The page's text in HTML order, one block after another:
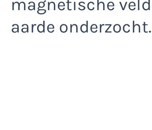
magnetische
aarde onderzocht.